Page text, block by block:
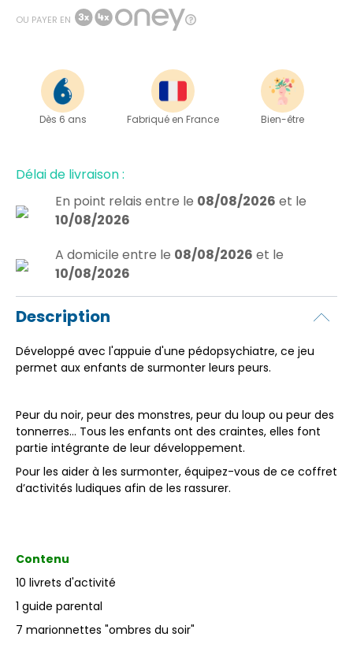
OU PAYER EN
Dès 6 ans Fabriqué en France Bien-être
Délai de livraison :
En point relais entre le 08/08/2026 et le
10/08/2026
A domicile entre le 08/08/2026 et le
10/08/2026
Description
Développé avec l'appuie d'une pédopsychiatre, ce jeu
permet aux enfants de surmonter leurs peurs.
Peur du noir, peur des monstres, peur du loup ou peur des
tonnerres... Tous les enfants ont des craintes, elles font
partie intégrante de leur développement.
Pour les aider à les surmonter, équipez-vous de ce coffret
d’activités ludiques afin de les rassurer.
Contenu
10 livrets d'activité
1 guide parental
7 marionnettes "ombres du soir"